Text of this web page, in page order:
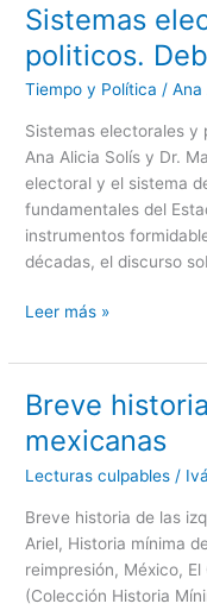
Sistemas
politicos.
Tiempo y Política /Ana
Sistemas electorales y
Ana Alicia Solís y Dr.
electoral y el sistema
fundamentales del
instrumentos
décadas, el discurso
Sistemas
electorales
y
partidos
Leer más »
Breve
mexicanas
Lecturas culpables /
Breve historia de las
Ariel, Historia mínima
reimpresión, México,
(Colección Historia
Breve
de
las